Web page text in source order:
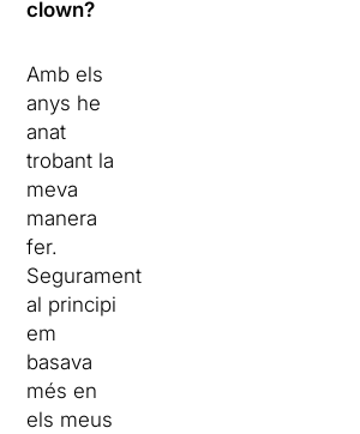
clown?
Amb els
anys he
anat
trobant la
meva
manera
fer.
Segurament
al principi
em
basava
més en
els meus